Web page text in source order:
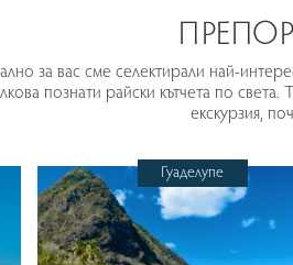
за вас сме селектирали най-
познати райски кътчета по
екскурзия,
Гуаделупе